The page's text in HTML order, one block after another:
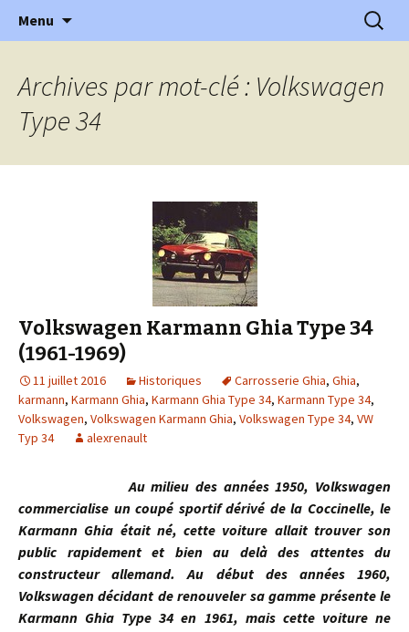
l'Automobile Ancienne
l'automobile ancienne : articles, historiques
…
Menu
Archives par mot-clé : Volkswagen
Type 34
Volkswagen Karmann Ghia Type 34
(1961-1969)
11 juillet 2016 Historiques Carrosserie Ghia, Ghia,
karmann, Karmann Ghia, Karmann Ghia Type 34, Karmann Type 34,
Volkswagen, Volkswagen Karmann Ghia, Volkswagen Type 34, VW
Typ 34
alexrenault
Au milieu des années 1950, Volkswagen
commercialise un coupé sportif dérivé de la Coccinelle, le
Karmann Ghia était né, cette voiture allait trouver son
public rapidement et bien au delà des attentes du
constructeur allemand. Au début des années 1960,
Volkswagen décidant de renouveler sa gamme présente le
Karmann Ghia Type 34 en 1961, mais cette voiture ne